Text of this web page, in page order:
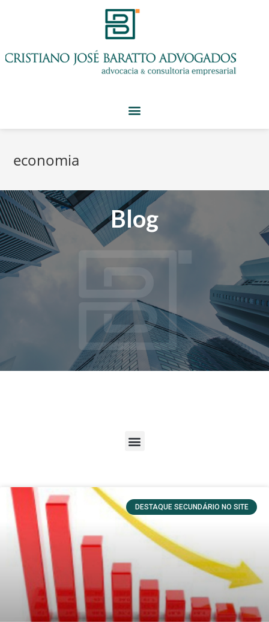
economia
Blog
DESTAQUE SECUNDÁRIO NO SITE